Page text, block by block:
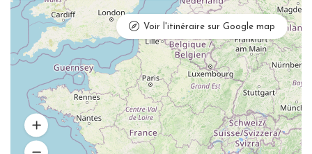
Voir l'itinéraire sur Google map